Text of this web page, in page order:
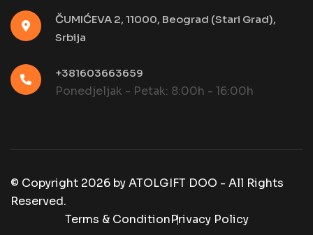
ČUMIĆEVA 2, 11000, Beograd (Stari Grad),
Srbija
+381603663659
Ponedjeljak - Petak: 8:00h - 16:00h
© Copyright 2026 byATOLGIFT DOO - All Rights
Reserved.
Terms & ConditionPrivacy Policy